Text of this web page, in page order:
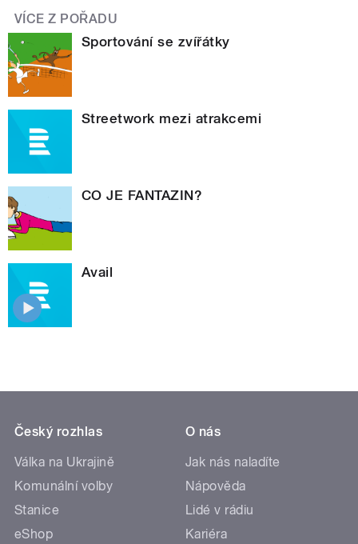
VÍCE Z POŘADU
Sportování se zvířátky
Streetwork mezi atrakcemi
CO JE FANTAZIN?
Avail
Český rozhlas
Válka na Ukrajině
Komunální volby
Stanice
eShop
O nás
Jak nás naladíte
Nápověda
Lidé v rádiu
Kariéra